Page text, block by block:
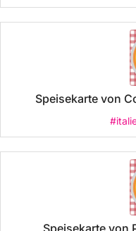
Speisekarte von